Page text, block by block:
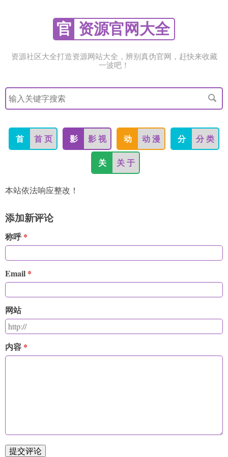
官 资源官网大全
资源社区大全打造资源网站大全，辨别真伪官网，赶快来收藏
一波吧！
搜
索
关
字
首 首 页 影 影 视 动 动 漫 分 分 类
关 关 于
本站依法响应整改！
添加新评论
称呼
Email
网站
内容
提交评论